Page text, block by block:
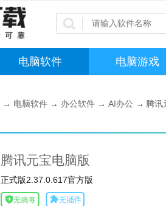
电脑软件 电脑游戏
→ 电脑软件 → 办公软件 → AI办公 → 腾讯
腾讯元宝电脑版
正式版2.37.0.617官方版